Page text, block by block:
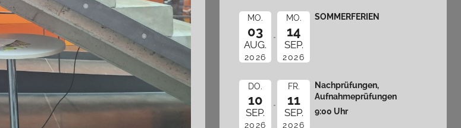
MO.
03
AUG.
2026
MO.
14
SEP.
2026
SOMMERFERIEN
DO.
10
SEP.
2026
FR.
11
SEP.
2026
Nachprüfungen,
Aufnahmeprüfungen
9:00 Uhr